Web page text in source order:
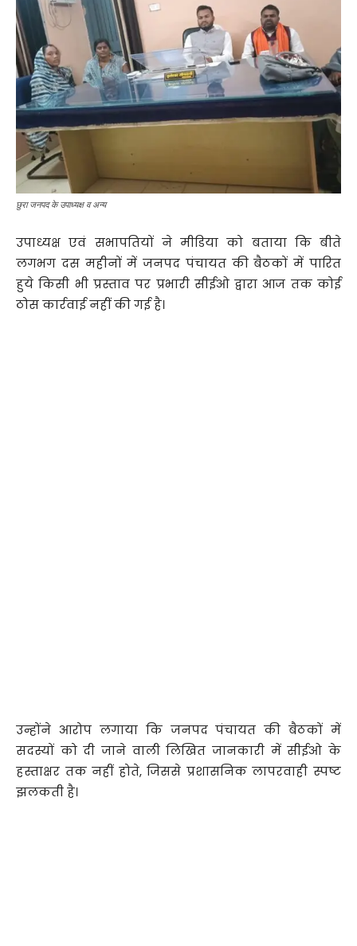
छुरा जनपद के उपाध्यक्ष व अन्य
उपाध्यक्ष एवं सभापतियों ने मीडिया को बताया कि बीते
लगभग दस महीनों में जनपद पंचायत की बैठकों में पारित
हुये किसी भी प्रस्ताव पर प्रभारी सीईओ द्वारा आज तक कोई
ठोस कार्रवाई नहीं की गई है।
उन्होंने आरोप लगाया कि जनपद पंचायत की बैठकों में
सदस्यों को दी जाने वाली लिखित जानकारी में सीईओ के
हस्ताक्षर तक नहीं होते, जिससे प्रशासनिक लापरवाही स्पष्ट
झलकती है।